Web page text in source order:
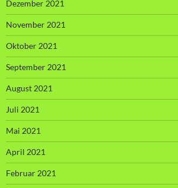
Dezember 2021
November 2021
Oktober 2021
September 2021
August 2021
Juli 2021
Mai 2021
April 2021
Februar 2021